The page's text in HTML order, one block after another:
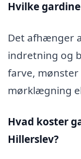
Hvilke
Det afhænger
indretning og
farve,
mørklægning
Hvad koster
Hillerslev?